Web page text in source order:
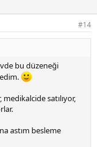
#14
bu düzeneği
satılıyor,
astım besleme